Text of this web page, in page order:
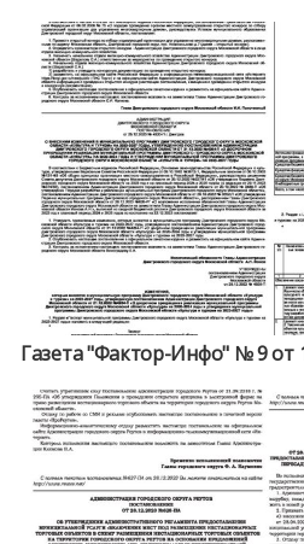
Газета "Фактор-Инфо" № 9 от